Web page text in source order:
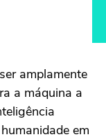
amplamente
a máquina a
em